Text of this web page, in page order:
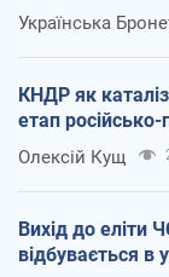
Українська
КНДР як
етап
Олексій Кущ
Вихід до еліти
відбувається в